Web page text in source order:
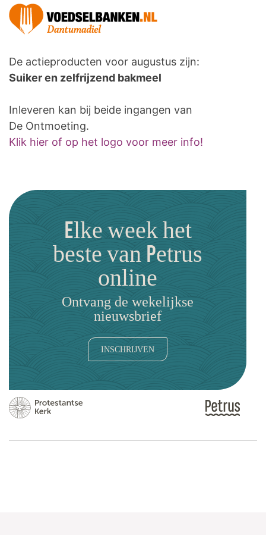
De actieproducten voor augustus zijn:
Suiker en zelfrijzend bakmeel
Inleveren kan bij beide ingangen van
De Ontmoeting.
Klik hier of op het logo voor meer info!
Elke week het
beste van Petrus
online
Ontvang de wekelijkse
nieuwsbrief
INSCHRIJVEN